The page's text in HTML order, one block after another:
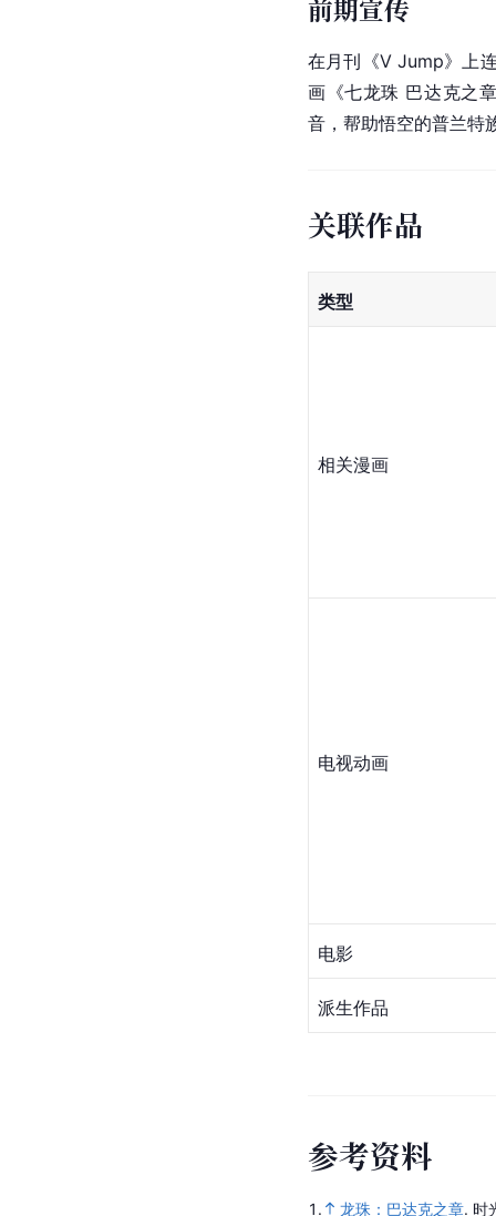
前期宣传
在月刊《V Jump》上
画《七龙珠 巴达克之
音，帮助悟空的普兰特
关联作品
类型
相关漫画
电视动画
电影
派生作品
参考资料
1. 龙珠：巴达克之章. 时